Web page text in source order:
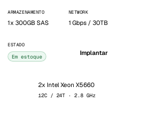
ARMAZENAMENTO
1x 300GB SAS
NETWORK
1 Gbps / 30TB
ESTADO
Em estoque Implantar
2x Intel Xeon X5660
12C / 24T · 2.8 GHz